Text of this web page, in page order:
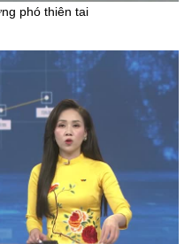
phó thiên tai